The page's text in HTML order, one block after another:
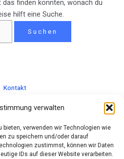
verwalten
bieten, verwenden wir Technologien wie
zu speichern und/oder darauf
zustimmst, können wir Daten
IDs auf dieser Website verarbeiten.
finden konnten, wonach du
hilft eine Suche.
Kontakt
Datenschutz
AGB´s